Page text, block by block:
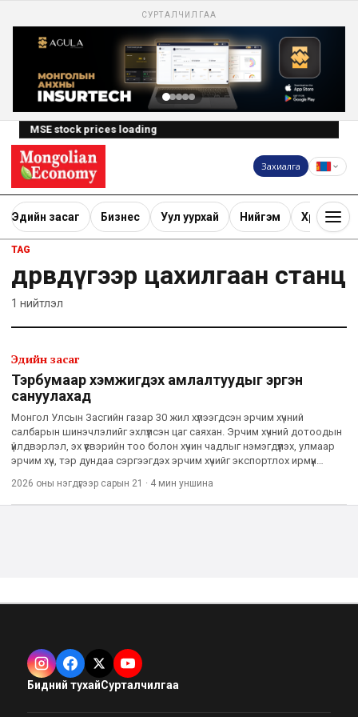
СУРТАЛЧИЛГАА
MSE stock prices loading
Захиалга
Эдийн засаг Бизнес Уул уурхай Нийгэм Хөрөнгө
TAG
дөрөвдүгээр цахилгаан станц
1 нийтлэл
Эдийн засаг
Тэрбумаар хэмжигдэх амлалтуудыг эргэн
сануулахад
Монгол Улсын Засгийн газар 30 жил хүлээгдсэн эрчим хүчний
салбарын шинэчлэлийг эхлүүлсэн цаг саяхан. Эрчим хүчний дотоодын
үйлдвэрлэл, эх үүсвэрийн тоо болон хүчин чадлыг нэмэгдүүлэх, улмаар
эрчим хүч, тэр дундаа сэргээгдэх эрчим хүчийг экспортлох ирмүүн
2026 оны нэгдүгээр сарын 21 · 4 мин уншина
Бидний тухайСурталчилгаа